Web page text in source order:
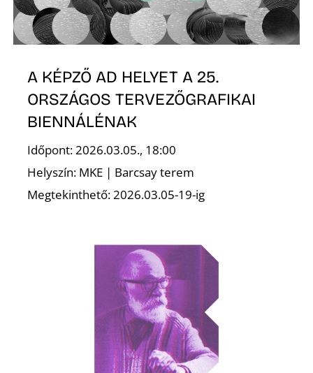
A KÉPZŐ AD HELYET A 25.
ORSZÁGOS TERVEZŐGRAFIKAI
BIENNÁLÉNAK
Időpont: 2026.03.05., 18:00
Helyszín: MKE | Barcsay terem
Megtekinthető: 2026.03.05-19-ig